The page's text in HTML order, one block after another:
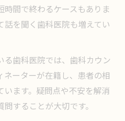
間で終わるケースもありま
話を聞く歯科医院も増えてい
る歯科医院では、歯科カウン
ーターが在籍し、患者の相
ます。疑問点や不安を解消
することが大切です。